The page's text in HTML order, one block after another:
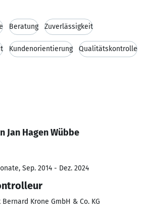
Beratung Zuverlässigkeit
Kundenorientierung Qualitätskontrolle
Jan Hagen Wübbe
Sep. 2014 - Dez. 2024
Krone GmbH & Co. KG